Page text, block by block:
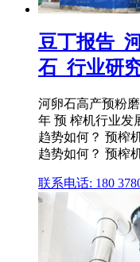
豆丁报告_
石_行业研
河卵石高产预粉
年 预 榨机行业发
趋势如何？ 预榨
趋势如何？ 预榨
联系电话: 180